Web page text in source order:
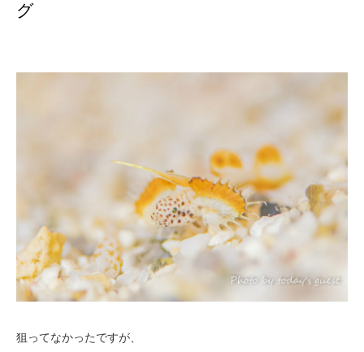
グ
狙ってなかったですが、